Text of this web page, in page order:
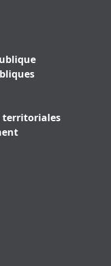
territoriales